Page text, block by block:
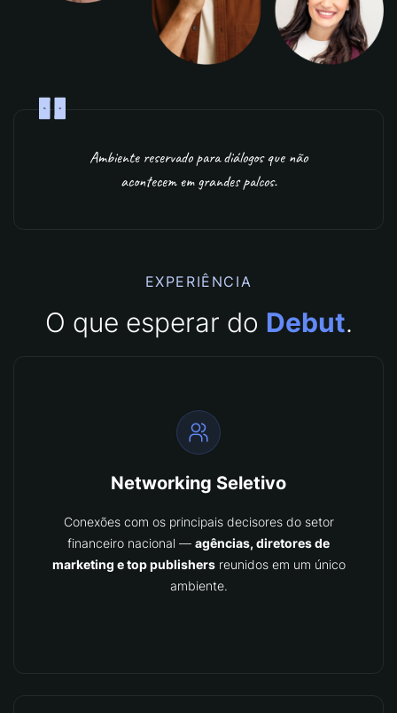
Ambiente reservado para diálogos que não
acontecem em grandes palcos.
EXPERIÊNCIA
O que esperar do Debut.
Networking Seletivo
Conexões com os principais decisores do setor
financeiro nacional — agências, diretores de
marketing e top publishersreunidos em um único
ambiente.